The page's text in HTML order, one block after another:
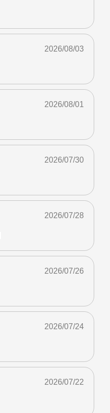
2026/08/03
2026/08/01
2026/07/30
2026/07/28
2026/07/26
2026/07/24
2026/07/22